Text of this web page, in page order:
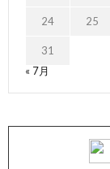
24 25
31
« 7月